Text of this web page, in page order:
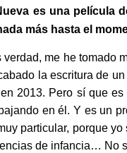
es una película
más hasta el
verdad, me he tomado
la escritura de
2013. Pero sí que
en él. Y es un
particular, porque
de infancia… No